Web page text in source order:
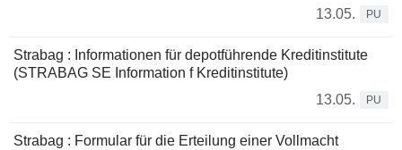
13.05.
PU
Strabag : Informationen für depotführende Kreditinstitute
(STRABAG SE Information f Kreditinstitute)
13.05.
PU
Strabag : Formular für die Erteilung einer Vollmacht